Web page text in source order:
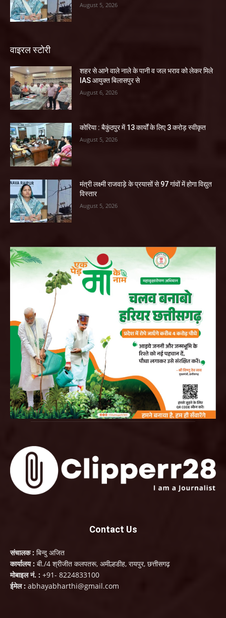
August 5, 2026
वाइरल स्टोरी
शहर से आने वाले नाले के पानी व जल भराव को लेकर मिले
IAS आयुक्त बिलासपुर से
August 6, 2026
कोरिया : बैकुंठपुर में 13 कार्यों के लिए 3 करोड़ स्वीकृत
August 5, 2026
मंत्री लक्ष्मी राजवाड़े के प्रयासों से 97 गांवों में होगा विद्युत
विस्तार
August 5, 2026
Contact Us
संचालक : बिन्दु अजित
कार्यालय : बी./4 श्रीजीत कलपतरू, अमील्हडीह, रायपुर, छत्तीसगढ़
मोबाइल नं. : +91- 8224833100
ईमेल : abhayabharthi@gmail.com